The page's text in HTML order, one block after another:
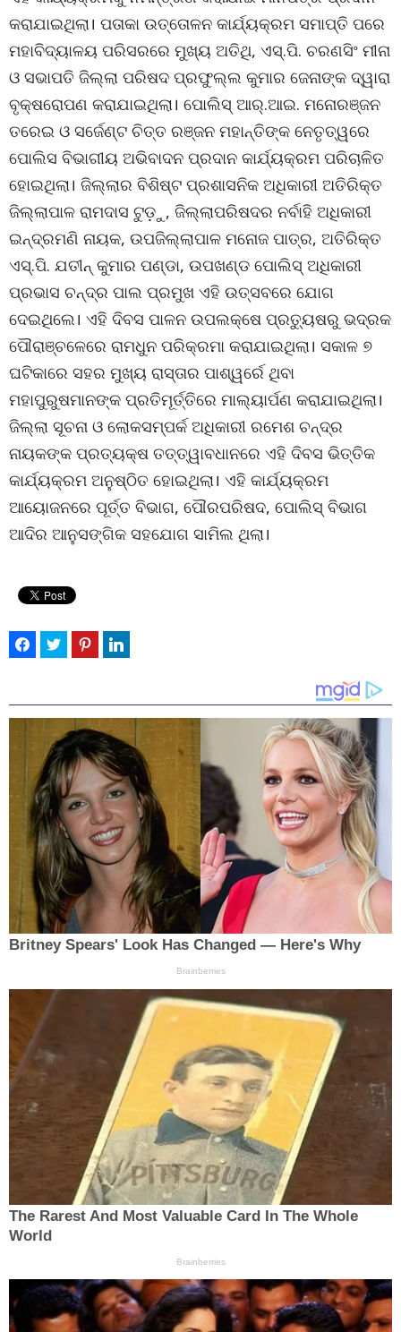
କରାଯାଇଥିଲା। ପତାକା ଉତ୍ତୋଳନ କାର୍ଯ୍ୟକ୍ରମ ସମାପ୍ତି ପରେ
ମହାବିଦ୍ୟାଳୟ ପରିସରରେ ମୁଖ୍ୟ ଅତିଥି, ଏସ୍‌.ପି. ଚରଣସିଂ ମୀନା
ଓ ସଭାପତି ଜିଲ୍ଲା ପରିଷଦ ପ୍ରଫୁଲ୍ଲ କୁମାର ଜେନାଙ୍କ ଦ୍ୱାରା
ବୃକ୍ଷରୋପଣ କରାଯାଇଥିଲା। ପୋଲିସ୍ ଆର୍‌.ଆଇ. ମନୋରଞ୍ଜନ
ତରେଇ ଓ ସର୍ଜେଣ୍ଟ ଚିତ୍ତ ରଞ୍ଜନ ମହାନ୍ତିଙ୍କ ନେତୃତ୍ୱରେ
ପୋଲିସ ବିଭାଗୀୟ ଅଭିବାଦନ ପ୍ରଦାନ କାର୍ଯ୍ୟକ୍ରମ ପରିଚାଳିତ
ହୋଇଥିଲା। ଜିଲ୍ଲାର ବିଶିଷ୍ଟ ପ୍ରଶାସନିକ ଅଧିକାରୀ ଅତିରିକ୍ତ
ଜିଲ୍ଲାପାଳ ରାମଦାସ ଟୁଡ଼ୁ, ଜିଲ୍ଲାପରିଷଦର ନର୍ବାହି ଅଧିକାରୀ
ଇନ୍ଦ୍ରମଣି ନାୟକ, ଉପଜିଲ୍ଲାପାଳ ମନୋଜ ପାତ୍ର, ଅତିରିକ୍ତ
ଏସ୍‌.ପି. ଯତୀନ୍ କୁମାର ପଣ୍ଡା, ଉପଖଣ୍ଡ ପୋଲିସ୍ ଅଧିକାରୀ
ପ୍ରଭାସ ଚନ୍ଦ୍ର ପାଲ ପ୍ରମୁଖ ଏହି ଉତ୍ସବରେ ଯୋଗ
ଦେଇଥିଲେ। ଏହି ଦିବସ ପାଳନ ଉପଲକ୍ଷେ ପ୍ରତ୍ୟୁଷରୁ ଭଦ୍ରକ
ପୌରାଞ୍ଚଳେରେ ରାମଧୁନ ପରିକ୍ରମା କରାଯାଇଥିଲା। ସକାଳ ୭
ଘଟିକାରେ ସହର ମୁଖ୍ୟ ରାସ୍ତାର ପାଶ୍ୱର୍ରେ ଥିବା
ମହାପୁରୁଷମାନଙ୍କ ପ୍ରତିମୂର୍ତ୍ତିରେ ମାଲ୍ୟାର୍ପଣ କରାଯାଇଥିଲା।
ଜିଲ୍ଲା ସୂଚନା ଓ ଲୋକସମ୍ପର୍କ ଅଧିକାରୀ ରମେଶ ଚନ୍ଦ୍ର
ନାୟକଙ୍କ ପ୍ରତ୍ୟକ୍ଷ ତତ୍ତ୍ୱାବଧାନରେ ଏହି ଦିବସ ଭିତ୍ତିକ
କାର୍ଯ୍ୟକ୍ରମ ଅନୁଷ୍ଠିତ ହୋଇଥିଲା। ଏହି କାର୍ଯ୍ୟକ୍ରମ
ଆୟୋଜନରେ ପୂର୍ତ୍ତ ବିଭାଗ, ପୌରପରିଷଦ, ପୋଲିସ୍ ବିଭାଗ
ଆଦିର ଆନୁସଙ୍ଗିକ ସହଯୋଗ ସାମିଲ ଥିଲା।